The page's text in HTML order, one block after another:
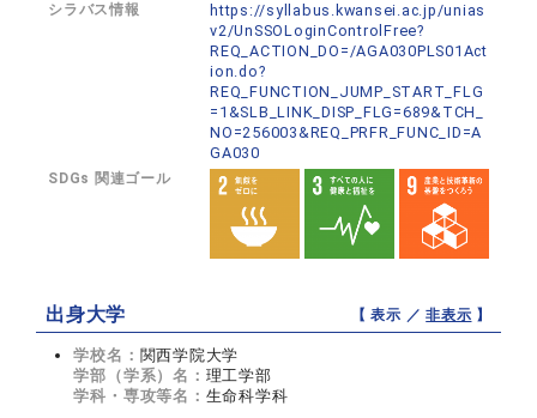
シラバス情報
https://syllabus.kwansei.ac.jp/unias
v2/UnSSOLoginControlFree?
REQ_ACTION_DO=/AGA030PLS01Act
ion.do?
REQ_FUNCTION_JUMP_START_FLG
=1&SLB_LINK_DISP_FLG=689&TCH_
NO=256003&REQ_PRFR_FUNC_ID=A
GA030
SDGs 関連ゴール
出身大学 【 表示 ／非表示 】
学校名： 関西学院大学
学部（学系）名： 理工学部
学科・専攻等名： 生命科学科